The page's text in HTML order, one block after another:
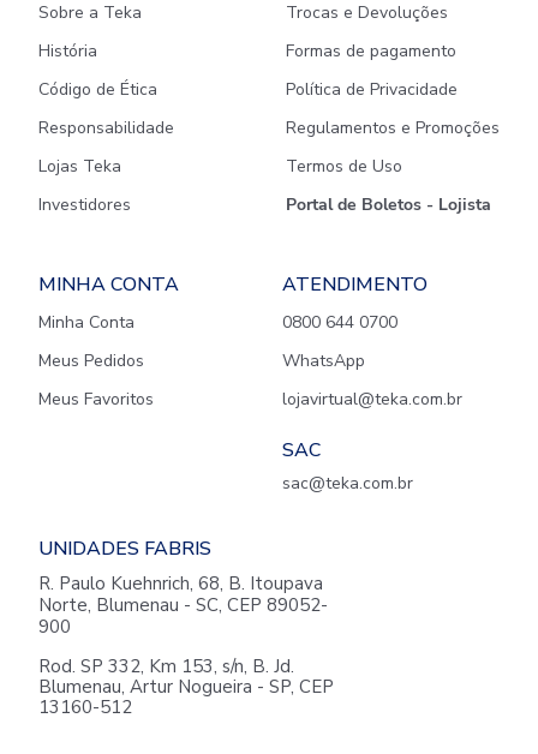
Sobre a Teka
História
Código de Ética
Responsabilidade
Lojas Teka
Investidores
Trocas e Devoluções
Formas de pagamento
Política de Privacidade
Regulamentos e Promoções
Termos de Uso
Portal de Boletos - Lojista
MINHA CONTA
Minha Conta
Meus Pedidos
Meus Favoritos
ATENDIMENTO
0800 644 0700
WhatsApp
lojavirtual@teka.com.br
SAC
sac@teka.com.br
UNIDADES FABRIS
R. Paulo Kuehnrich, 68, B. Itoupava
Norte, Blumenau - SC, CEP 89052-
900
Rod. SP 332, Km 153, s/n, B. Jd.
Blumenau, Artur Nogueira - SP, CEP
13160-512